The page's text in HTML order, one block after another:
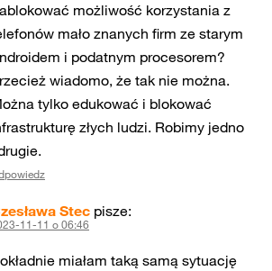
możliwość korzystania z
mało znanych firm ze starym
i podatnym procesorem?
wiadomo, że tak nie można.
tylko edukować i blokować
złych ludzi. Robimy jedno
Stec pisze:
11-11 o 06:46
miałam taką samą sytuację